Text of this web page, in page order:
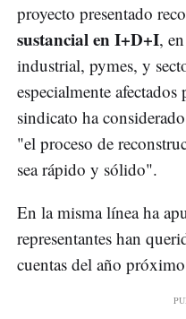
proyecto presentado
sustancial en I+D+I,
industrial, pymes, y
especialmente
sindicato ha
"el proceso de
sea rápido y sólido".
En la misma línea ha
representantes han
cuentas del año